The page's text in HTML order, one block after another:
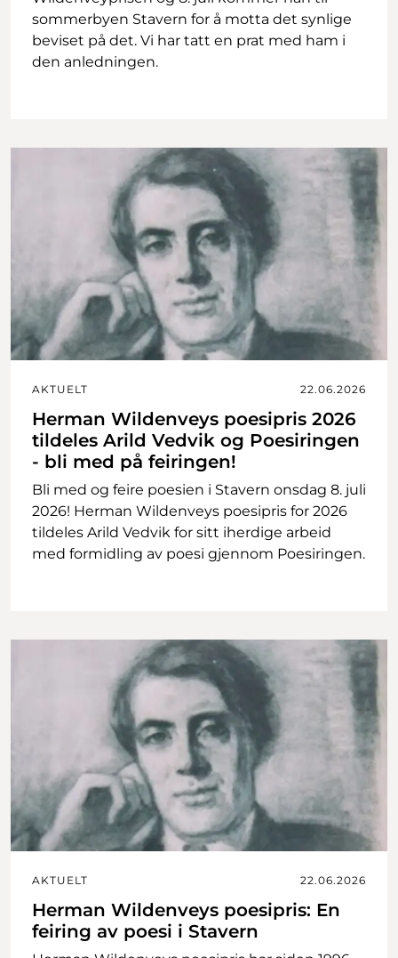
sommerbyen Stavern for å motta det synlige
beviset på det. Vi har tatt en prat med ham i
den anledningen.
AKTUELT 22.06.2026
Herman Wildenveys poesipris 2026
tildeles Arild Vedvik og Poesiringen
- bli med på feiringen!
Bli med og feire poesien i Stavern onsdag 8. juli
2026! Herman Wildenveys poesipris for 2026
tildeles Arild Vedvik for sitt iherdige arbeid
med formidling av poesi gjennom Poesiringen.
AKTUELT 22.06.2026
Herman Wildenveys poesipris: En
feiring av poesi i Stavern